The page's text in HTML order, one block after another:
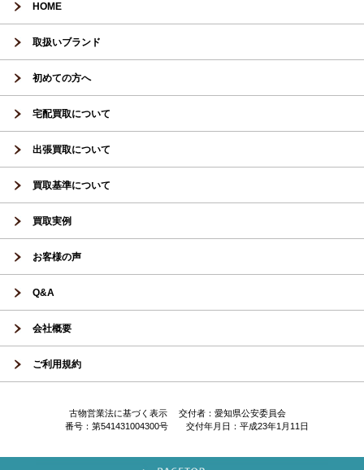
HOME
取扱いブランド
初めての方へ
宅配買取について
出張買取について
買取基準について
買取実例
お客様の声
Q&A
会社概要
ご利用規約
古物営業法に基づく表示 交付者：愛知県公安委員会
番号：第541431004300号 交付年月日：平成23年1月11日